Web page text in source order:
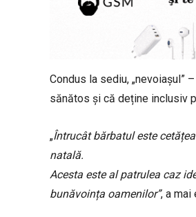
Condus la sediu, „nevoiașul”
sănătos și că deține inclusiv
„Întrucât bărbatul este
natală.
Acesta este al patrulea caz
bunăvoința oamenilor”, a mai